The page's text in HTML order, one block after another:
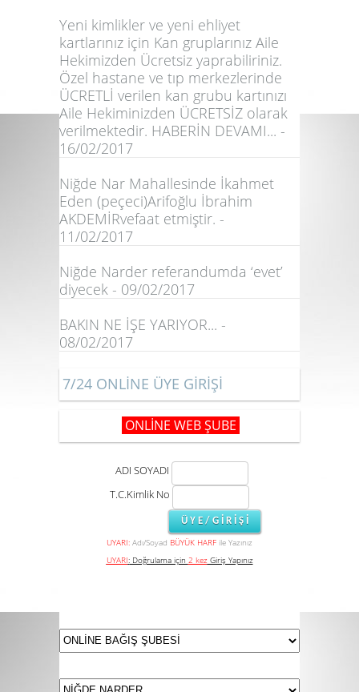
Yeni kimlikler ve yeni ehliyet
kartlarınız için Kan gruplarınız Aile
Hekimizden Ücretsiz yaprabiliriniz.
Özel hastane ve tıp merkezlerinde
ÜCRETLİ verilen kan grubu kartınızı
Aile Hekiminizden ÜCRETSİZ olarak
verilmektedir. HABERİN DEVAMI... -
16/02/2017
Niğde Nar Mahallesinde İkahmet
Eden (peçeci)Arifoğlu İbrahim
AKDEMİRvefaat etmiştir. -
11/02/2017
Niğde Narder referandumda ‘evet’
diyecek - 09/02/2017
BAKIN NE İŞE YARIYOR... -
08/02/2017
7/24 ONLİNE ÜYE GİRİŞİ
ONLİNE WEB ŞUBE
ADI SOYADI
T.C.Kimlik No
UYARI: Adı/Soyad BÜYÜK HARF ile Yazınız
UYARI:Doğrulama için 2 kez Giriş Yapınız